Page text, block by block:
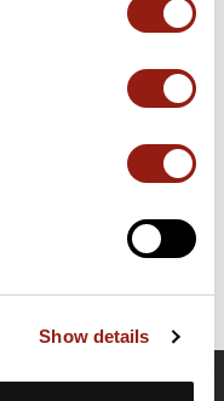
Show details
para completar esta
de 2010 13:34:47.